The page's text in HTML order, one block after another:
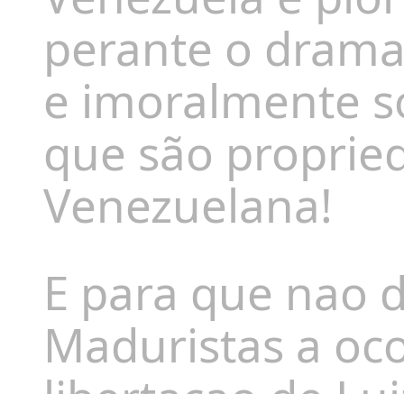
perante o
e imoralmente
que são
Venezuelana!
E para que nao
Maduristas a